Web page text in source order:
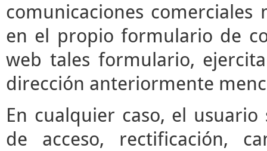
comunicaciones
en el propio formulario de
web tales formulario,
dirección anteriormente
En cualquier caso, el
de acceso, rectificación,